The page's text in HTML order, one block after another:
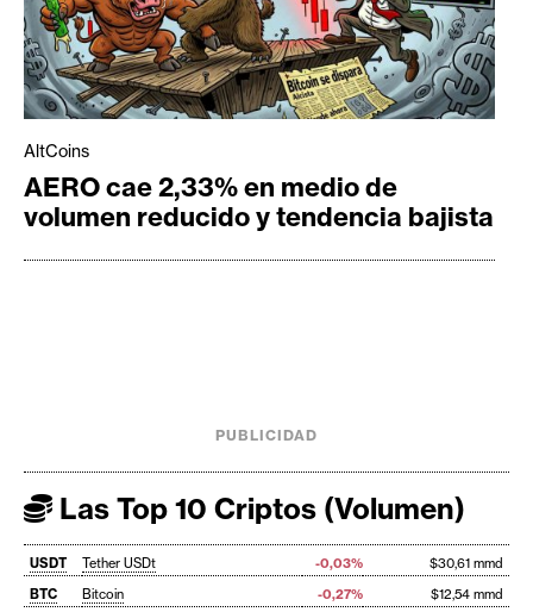
AltCoins
AERO cae 2,33% en medio de
volumen reducido y tendencia bajista
PUBLICIDAD
Las Top 10 Criptos (Volumen)
USDT Tether USDt -0,03%
$30,61 mmd
BTC
Bitcoin -0,27%
$12,54 mmd